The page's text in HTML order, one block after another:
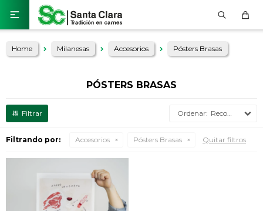

Home Milanesas Accesorios Pósters Brasas
PÓSTERS BRASAS
Recomendados
Filtrando por: Accesorios Pósters Brasas Quitar filtros